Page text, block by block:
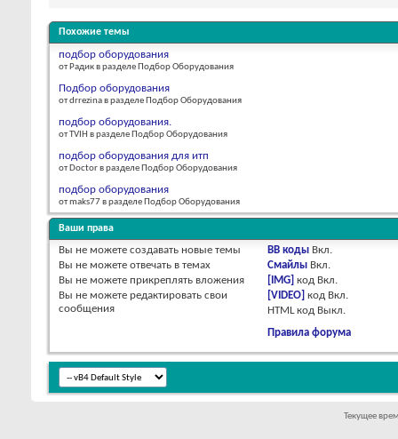
Похожие темы
подбор оборудования
от Радик в разделе Подбор Оборудования
Подбор оборудования
от drrezina в разделе Подбор Оборудования
подбор оборудования.
от TVIH в разделе Подбор Оборудования
подбор оборудования для итп
от Doctor в разделе Подбор Оборудования
подбор оборудования
от maks77 в разделе Подбор Оборудования
Ваши права
Вы не можете создавать новые темы
Вы не можете отвечать в темах
Вы не можете прикреплять вложения
Вы не можете редактировать свои
сообщения
BB коды Вкл.
Смайлы Вкл.
[IMG] код Вкл.
[VIDEO] код Вкл.
HTML код Выкл.
Правила форума
Текущее